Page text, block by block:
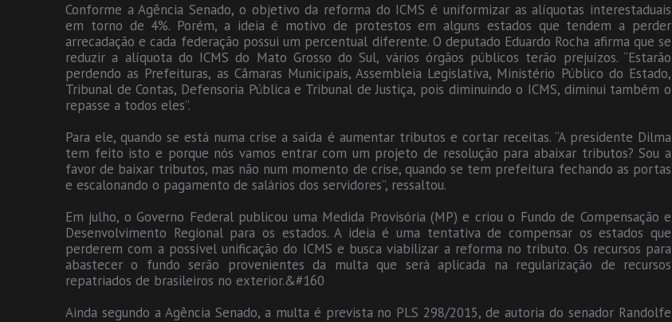
Conforme a Agência Senado, o objetivo da reforma do ICMS é uniformizar as alíquotas interestaduais
em torno de 4%. Porém, a ideia é motivo de protestos em alguns estados que tendem a perder
arrecadação e cada federação possui um percentual diferente. O deputado Eduardo Rocha afirma que se
reduzir a alíquota do ICMS do Mato Grosso do Sul, vários órgãos públicos terão prejuízos. “Estarão
perdendo as Prefeituras, as Câmaras Municipais, Assembleia Legislativa, Ministério Público do Estado,
Tribunal de Contas, Defensoria Pública e Tribunal de Justiça, pois diminuindo o ICMS, diminui também o
repasse a todos eles”.
Para ele, quando se está numa crise a saída é aumentar tributos e cortar receitas. “A presidente Dilma
tem feito isto e porque nós vamos entrar com um projeto de resolução para abaixar tributos? Sou a
favor de baixar tributos, mas não num momento de crise, quando se tem prefeitura fechando as portas
e escalonando o pagamento de salários dos servidores”, ressaltou.
Em julho, o Governo Federal publicou uma Medida Provisória (MP) e criou o Fundo de Compensação e
Desenvolvimento Regional para os estados. A ideia é uma tentativa de compensar os estados que
perderem com a possível unificação do ICMS e busca viabilizar a reforma no tributo. Os recursos para
abastecer o fundo serão provenientes da multa que será aplicada na regularização de recursos
repatriados de brasileiros no exterior.&#160
Ainda segundo a Agência Senado, a multa é prevista no PLS 298/2015, de autoria do senador Randolfe